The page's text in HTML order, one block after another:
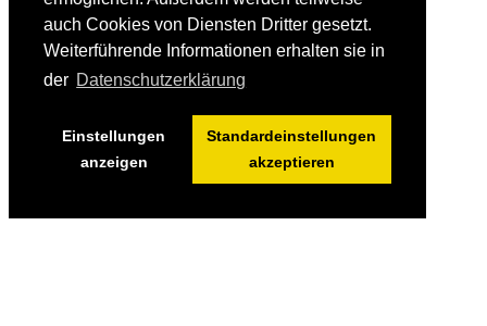
auch Cookies von Diensten Dritter gesetzt.
Weiterführende Informationen erhalten sie in
der Datenschutzerklärung
Einstellungen
anzeigen
Standardeinstellungen
akzeptieren